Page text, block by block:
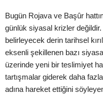
Bugün Rojava ve Başûr
günlük siyasal krizler
belirleyecek derin tarihsel
eksenli şekillenen bazı siyasal
üzerinde yeni bir teslimiyet
tartışmalar giderek daha
adına hareket ettiğini